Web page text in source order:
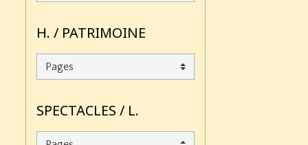
H. / PATRIMOINE
SPECTACLES / L.